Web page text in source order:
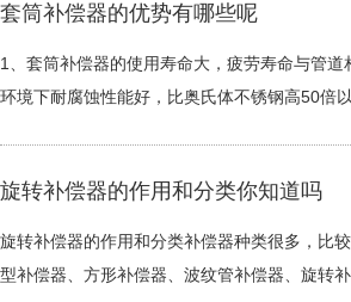
套筒补偿器的优势有哪些呢
1、套筒补偿器的使用寿命大，疲劳寿命与管
环境下耐腐蚀性能好，比奥氏体不锈钢高50倍
旋转补偿器的作用和分类你知道吗
旋转补偿器的作用和分类补偿器种类很多，比
型补偿器、方形补偿器、波纹管补偿器、旋转